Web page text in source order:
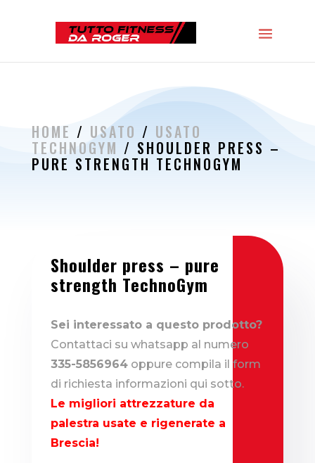
HOME / USATO / USATO
TECHNOGYM / SHOULDER PRESS –
PURE STRENGTH TECHNOGYM
Shoulder press – pure
strength TechnoGym
Sei interessato a questo prodotto?
Contattaci su whatsapp al numero
335-5856964 oppure compila il form
di richiesta informazioni qui sotto.
Le migliori attrezzature da
palestra usate e rigenerate a
Brescia!